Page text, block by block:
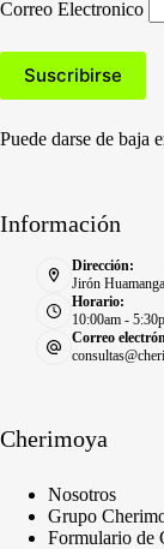
Correo Electronico
Puede darse de baja
Información
Dirección:
Jirón
Horario:
10:00am -
Correo
Cherimoya
Nosotros
Grupo
Formulario de